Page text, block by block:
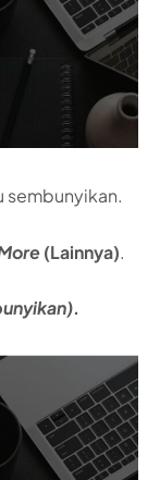
sembunyikan.
(Lainnya).
.